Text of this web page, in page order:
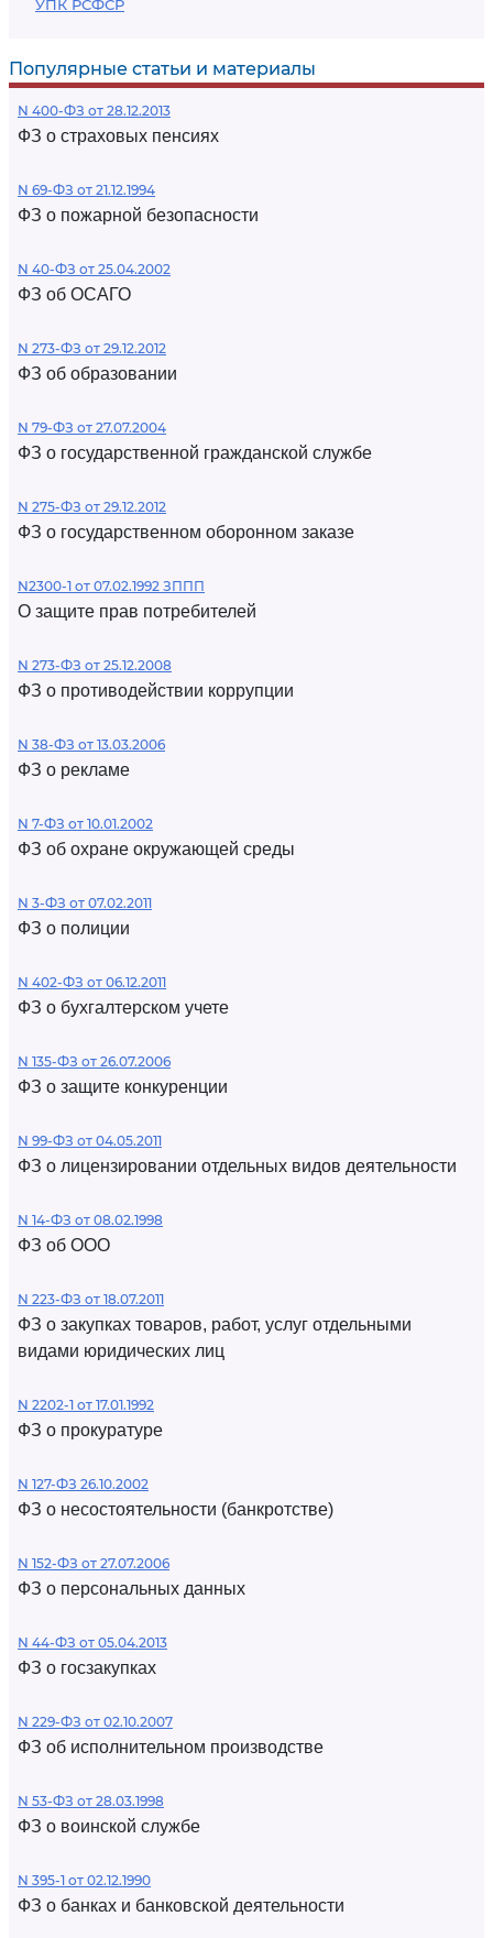
УПК РСФСР
Популярные статьи и материалы
N 400-ФЗ от 28.12.2013
ФЗ о страховых пенсиях
N 69-ФЗ от 21.12.1994
ФЗ о пожарной безопасности
N 40-ФЗ от 25.04.2002
ФЗ об ОСАГО
N 273-ФЗ от 29.12.2012
ФЗ об образовании
N 79-ФЗ от 27.07.2004
ФЗ о государственной гражданской службе
N 275-ФЗ от 29.12.2012
ФЗ о государственном оборонном заказе
N2300-1 от 07.02.1992 ЗППП
О защите прав потребителей
N 273-ФЗ от 25.12.2008
ФЗ о противодействии коррупции
N 38-ФЗ от 13.03.2006
ФЗ о рекламе
N 7-ФЗ от 10.01.2002
ФЗ об охране окружающей среды
N 3-ФЗ от 07.02.2011
ФЗ о полиции
N 402-ФЗ от 06.12.2011
ФЗ о бухгалтерском учете
N 135-ФЗ от 26.07.2006
ФЗ о защите конкуренции
N 99-ФЗ от 04.05.2011
ФЗ о лицензировании отдельных видов деятельности
N 14-ФЗ от 08.02.1998
ФЗ об ООО
N 223-ФЗ от 18.07.2011
ФЗ о закупках товаров, работ, услуг отдельными
видами юридических лиц
N 2202-1 от 17.01.1992
ФЗ о прокуратуре
N 127-ФЗ 26.10.2002
ФЗ о несостоятельности (банкротстве)
N 152-ФЗ от 27.07.2006
ФЗ о персональных данных
N 44-ФЗ от 05.04.2013
ФЗ о госзакупках
N 229-ФЗ от 02.10.2007
ФЗ об исполнительном производстве
N 53-ФЗ от 28.03.1998
ФЗ о воинской службе
N 395-1 от 02.12.1990
ФЗ о банках и банковской деятельности